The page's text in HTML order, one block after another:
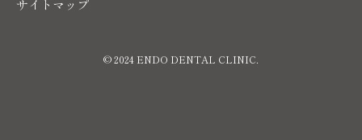
サイトマップ
© 2024 ENDO DENTAL CLINIC.